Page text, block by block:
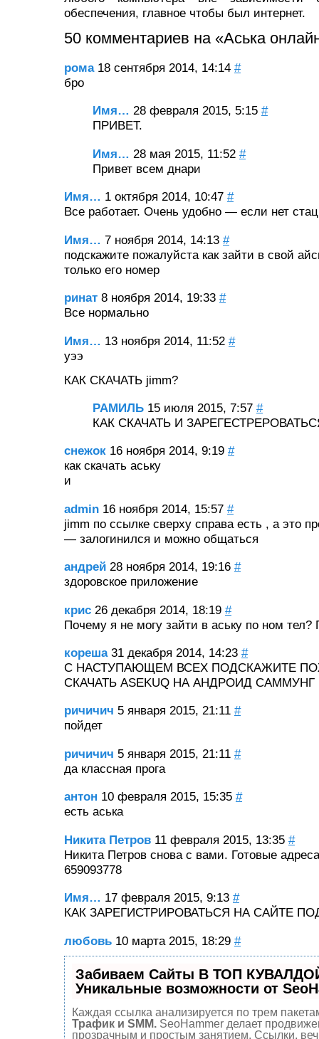
обеспечения, главное чтобы был интернет.
50 комментариев на «Аська
рома 18 сентября 2014, 14:14 #
бро
Имя… 28 февраля 2015, 5:15 #
ПРИВЕТ.
Имя… 28 мая 2015, 11:52 #
Привет всем днари
Имя… 1 октября 2014, 10:47 #
Все работает. Очень удобно — если нет
Имя… 7 ноября 2014, 14:13 #
подскажите пожалуйста как зайти в свой
только его номер
ринат 8 ноября 2014, 19:33 #
Все нормально
Имя… 13 ноября 2014, 11:52 #
уээ
КАК СКАЧАТЬ jimm?
РАМИЛЬ 15 июля 2015, 7:57 #
КАК СКАЧАТЬ И
снежок 16 ноября 2014, 9:19 #
как скачать аську
и
admin 16 ноября 2014, 15:57 #
jimm по ссылке сверху справа есть , а это
— залогинился и можно общаться
андрей 28 ноября 2014, 19:16 #
здоровское приложение
крис 26 декабря 2014, 18:19 #
Почему я не могу зайти в аську по ном
кореша 31 декабря 2014, 14:23 #
С НАСТУПАЮЩЕМ ВСЕХ ПОДСКАЖИТЕ
СКАЧАТЬ ASEKUQ НА АНДРОИД
ричичич 5 января 2015, 21:11 #
пойдет
ричичич 5 января 2015, 21:11 #
да классная прога
антон 10 февраля 2015, 15:35 #
есть аська
Никита Петров 11 февраля 2015, 13:35 #
Никита Петров снова с вами. Готовые
659093778
Имя… 17 февраля 2015, 9:13 #
КАК ЗАРЕГИСТРИРОВАТЬСЯ НА САЙТЕ
любовь 10 марта 2015, 18:29 #
Забиваем Сайты В ТОП
Уникальные возможности от
Каждая ссылка анализируется по трем
Трафик и SMM. SeoHammer делает
прозрачным и простым занятием. Ссылки,